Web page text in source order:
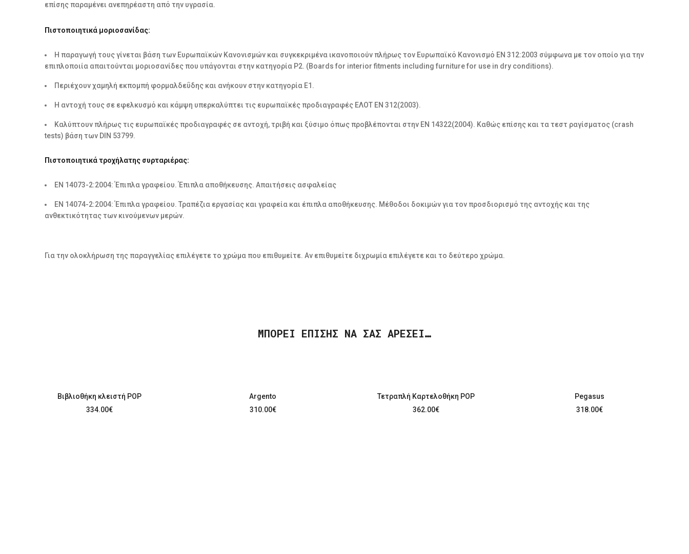
επίσης παραμένει ανεπηρέαστη από την υγρασία.
Πιστοποιητικά μοριοσανίδας:
H παραγωγή τους γίνεται βάση των Ευρωπαϊκών Κανονισμών και συγκεκριμένα ικανοποιούν πλήρως τον Ευρωπαϊκό Κανονισμό EN 312:2003 σύμφωνα με τον οποίο για την
επιπλοποιία απαιτούνται μοριοσανίδες που υπάγονται στην κατηγορία P2. (Boards for interior fitments including furniture for use in dry conditions).
Περιέχουν χαμηλή εκπομπή φορμαλδεΰδης και ανήκουν στην κατηγορία Ε1.
Η αντοχή τους σε εφελκυσμό και κάμψη υπερκαλύπτει τις ευρωπαϊκές προδιαγραφές ΕΛΟΤ EN 312(2003).
Καλύπτουν πλήρως τις ευρωπαϊκές προδιαγραφές σε αντοχή, τριβή και ξύσιμο όπως προβλέπονται στην ΕΝ 14322(2004). Καθώς επίσης και τα τεστ ραγίσματος (crash
tests) βάση των DIN 53799.
Πιστοποιητικά τροχήλατης συρταριέρας:
ΕΝ 14073-2:2004: Έπιπλα γραφείου. Έπιπλα αποθήκευσης. Απαιτήσεις ασφαλείας
ΕΝ 14074-2:2004: Έπιπλα γραφείου. Τραπέζια εργασίας και γραφεία και έπιπλα αποθήκευσης. Μέθοδοι δοκιμών για τον προσδιορισμό της αντοχής και της
ανθεκτικότητας των κινούμενων μερών.
Για την ολοκλήρωση της παραγγελίας επιλέγετε το χρώμα που επιθυμείτε. Αν επιθυμείτε διχρωμία επιλέγετε και το δεύτερο χρώμα.
ΜΠΟΡΕΊ ΕΠΊΣΗΣ ΝΑ ΣΑΣ ΑΡΈΣΕΙ…
Βιβλιοθήκη κλειστή POP
334.00€
Argento
310.00€
Τετραπλή Καρτελοθήκη POP
362.00€
Pegasus
318.00€